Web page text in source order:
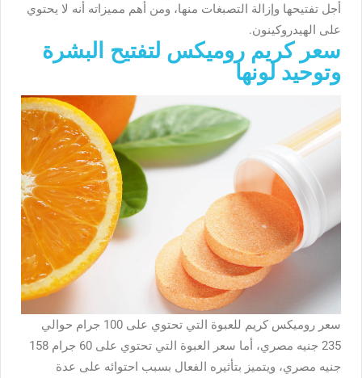
أجل تفتيحها وإزالة التصبغات منها، ومن أهم مميزاته أنه لا يحتوي
على الهيدروكينون.
سعر كريم روميكس لتفتيح البشرة
وتوحيد لونها
سعر روميكس
كريم للعبوة التي تحتوي على 100 جرام حوالي
235 جنيه مصري، أما سعر العبوة التي تحتوي على 60 جرام 158
جنيه مصري، ويتميز بتأثيره الفعال بسبب احتوائه على عدة